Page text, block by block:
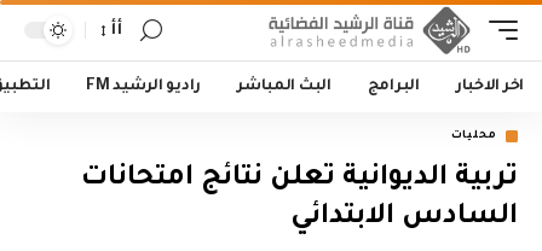
أأ
اخر الاخبار البرامج البث المباشر راديو الرشيد FM
محليات
تربية الديوانية تعلن نتائج امتحانات
السادس الابتدائي